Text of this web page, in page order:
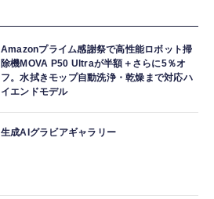
Amazonプライム感謝祭で高性能ロボット掃
除機MOVA P50 Ultraが半額＋さらに5％オ
フ。水拭きモップ自動洗浄・乾燥まで対応ハ
イエンドモデル
生成AIグラビアギャラリー